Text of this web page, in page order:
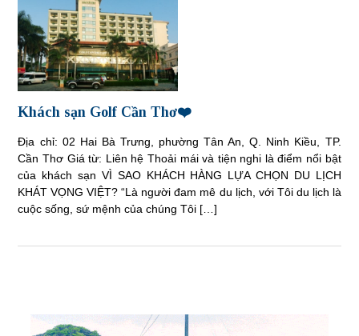
Khách sạn Golf Cần Thơ❤️
Địa chỉ: 02 Hai Bà Trưng, phường Tân An, Q. Ninh Kiều, TP.
Cần Thơ Giá từ: Liên hệ Thoải mái và tiện nghi là điểm nổi bật
của khách sạn VÌ SAO KHÁCH HÀNG LỰA CHỌN DU LỊCH
KHÁT VỌNG VIỆT? “Là người đam mê du lịch, với Tôi du lịch là
cuộc sống, sứ mệnh của chúng Tôi […]